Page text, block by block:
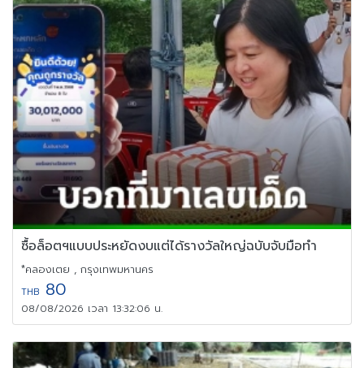
ซื้อล็อตฯแบบประหยัดงบแต่ได้รางวัลใหญ่ฉบับจับมือทำ
*คลองเตย , กรุงเทพมหานคร
THB 80
08/08/2026 เวลา 13:32:06 น.